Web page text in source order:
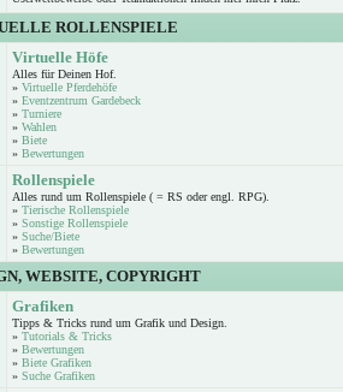
ROLLENSPIELE
Virtuelle Höfe
Alles für Deinen Hof.
» Virtuelle Pferdehöfe
» Eventzentrum Gardebeck
» Turniere
» Wahlen
» Biete
» Bewertungen
Rollenspiele
Alles rund um Rollenspiele ( = RS oder engl. RPG).
» Tierische Rollenspiele
» Sonstige Rollenspiele
» Suche/Biete
» Bewertungen
WEBSITE, COPYRIGHT
Grafiken
Tipps & Tricks rund um Grafik und Design.
» Tutorials & Tricks
» Bewertungen
» Biete Grafiken
» Suche Grafiken